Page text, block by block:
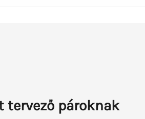
tervező pároknak